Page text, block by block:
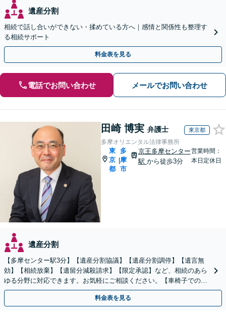
遺産分割
相続で話し合いができない・揉めている方へ｜感情と関係性も整理す
る相続サポート
料金表を見る
電話でお問い合わせ メールでお問い合わせ
田崎 博実 弁護士 東京都
多摩オリエンタル法律事務所
東
京
都
|
多
摩
市
京王多摩センター
駅 から徒歩3分
営業時間：
本日定休日
遺産分割
【多摩センター駅3分】【遺産分割協議】【遺産分割調停】【遺言無
効】【相続放棄】【遺留分減殺請求】【限定承認】など、相続のあら
ゆる分野に対応できます。お気軽にご相談ください。【車椅子での来
所可能】
料金表を見る